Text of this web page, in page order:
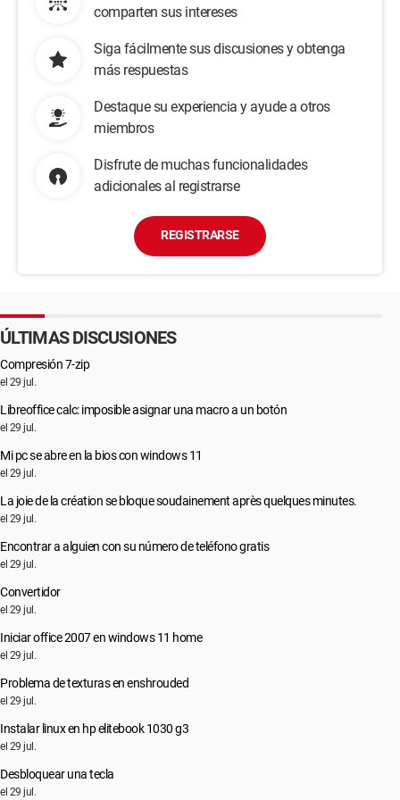
comparten sus intereses
Siga fácilmente sus discusiones y obtenga
más respuestas
Destaque su experiencia y ayude a otros
miembros
Disfrute de muchas funcionalidades
adicionales al registrarse
REGISTRARSE
ÚLTIMAS DISCUSIONES
Compresión 7-zip
el 29 jul.
Libreoffice calc: imposible asignar una macro a un botón
el 29 jul.
Mi pc se abre en la bios con windows 11
el 29 jul.
La joie de la création se bloque soudainement après quelques minutes.
el 29 jul.
Encontrar a alguien con su número de teléfono gratis
el 29 jul.
Convertidor
el 29 jul.
Iniciar office 2007 en windows 11 home
el 29 jul.
Problema de texturas en enshrouded
el 29 jul.
Instalar linux en hp elitebook 1030 g3
el 29 jul.
Desbloquear una tecla
el 29 jul.